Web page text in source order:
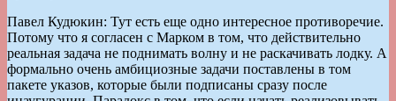
Павел Кудюкин: Тут есть еще одно интересное противоречие.
Потому что я согласен с Марком в том, что действительно
реальная задача не поднимать волну и не раскачивать лодку. А
формально очень амбициозные задачи поставлены в том
пакете указов, которые были подписаны сразу после